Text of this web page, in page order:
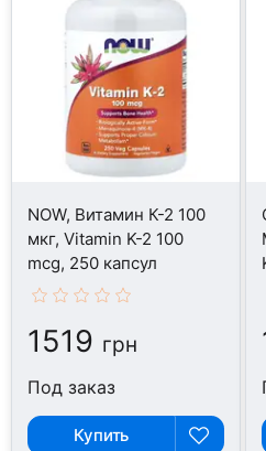
NOW, Витамин К-2 100
мкг, Vitamin K-2 100
mcg, 250 капсул
1519 грн
Под заказ
Купить